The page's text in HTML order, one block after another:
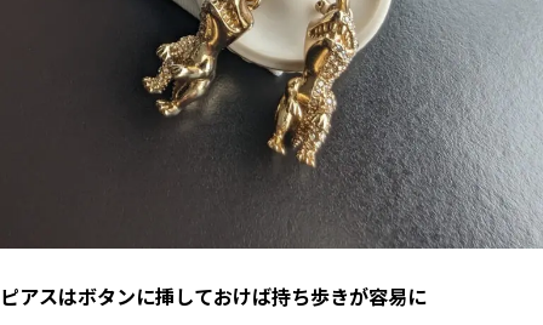
ピアスはボタンに挿しておけば持ち歩きが容易に